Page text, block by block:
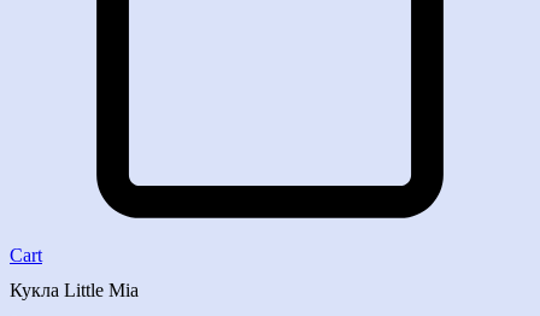
Cart
Кукла Little Mia